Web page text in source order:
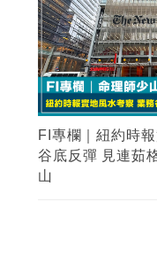
FI專欄｜紐約時
谷底反彈 見連茹
山